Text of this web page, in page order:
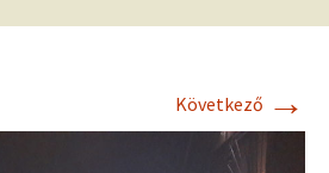
Következő →